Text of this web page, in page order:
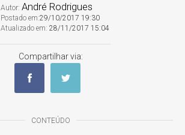
Autor: André Rodrigues
Postado em:29/10/2017 19:30
Atualizado em: 28/11/2017 15:04
Compartilhar via:
CONTEÚDO